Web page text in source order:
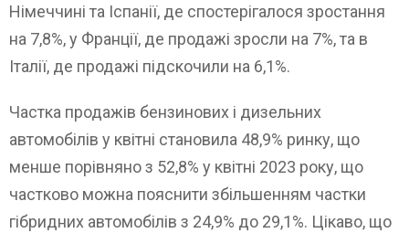
Німеччині та Іспанії, де спостерігалося зростання
на 7,8%, у Франції, де продажі зросли на 7%, та в
Італії, де продажі підскочили на 6,1%.
Частка продажів бензинових і дизельних
автомобілів у квітні становила 48,9% ринку, що
менше порівняно з 52,8% у квітні 2023 року, що
частково можна пояснити збільшенням частки
гібридних автомобілів з 24,9% до 29,1%. Цікаво, що